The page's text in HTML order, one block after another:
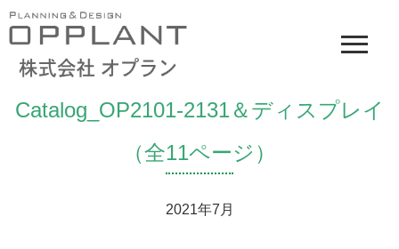
Catalog_OP2101-2131＆ディスプレイ
（全11ページ）
2021年7月